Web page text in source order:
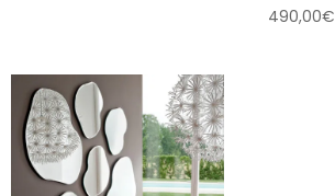
490,00€